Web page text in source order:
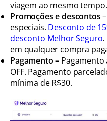
viagem ao mesmo tempo.
Promoções e descontos
especiais. Desconto de
desconto Melhor Seguro.
em qualquer compra
Pagamento – Pagamento
OFF. Pagamento
mínima de R$30.